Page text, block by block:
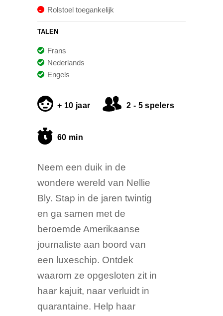
Rolstoel toegankelijk
TALEN
Frans
Nederlands
Engels
+ 10 jaar 2 - 5 spelers
60 min
Neem een duik in de
wondere wereld van Nellie
Bly. Stap in de jaren twintig
en ga samen met de
beroemde Amerikaanse
journaliste aan boord van
een luxeschip. Ontdek
waarom ze opgesloten zit in
haar kajuit, naar verluidt in
quarantaine. Help haar